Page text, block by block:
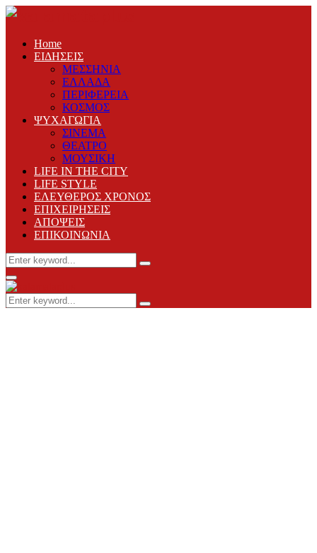
Home
ΕΙΔΗΣΕΙΣ
ΜΕΣΣΗΝΙΑ
ΕΛΛΑΔΑ
ΠΕΡΙΦΕΡΕΙΑ
ΚΟΣΜΟΣ
ΨΥΧΑΓΩΓΙΑ
ΣΙΝΕΜΑ
ΘΕΑΤΡΟ
ΜΟΥΣΙΚΗ
LIFE IN THE CITY
LIFE STYLE
ΕΛΕΥΘΕΡΟΣ ΧΡΟΝΟΣ
ΕΠΙΧΕΙΡΗΣΕΙΣ
ΑΠΟΨΕΙΣ
ΕΠΙΚΟΙΝΩΝΙΑ
Search
for:
Search
Primary
Menu
Search
for:
Search